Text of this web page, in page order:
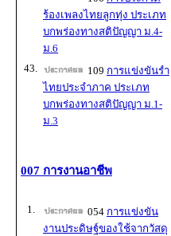
ร้องเพลงไทยลูกทุ่ง ประเภท
บกพร่องทางสติปัญญา ม.4-
ม.6
43.
109 การแข่งขันรำ
ไทยประจำภาค ประเภท
บกพร่องทางสติปัญญา ม.1-
ม.3
007 การงานอาชีพ
1. 054 การแข่งขัน
งานประดิษฐ์ของใช้จากวัสดุ